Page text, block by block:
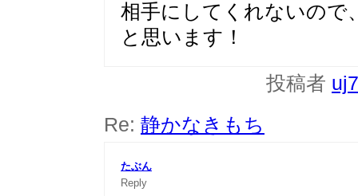
相手にしてくれないので
と思います！
投稿者
Re: 静かなきもち
たぶん
Reply